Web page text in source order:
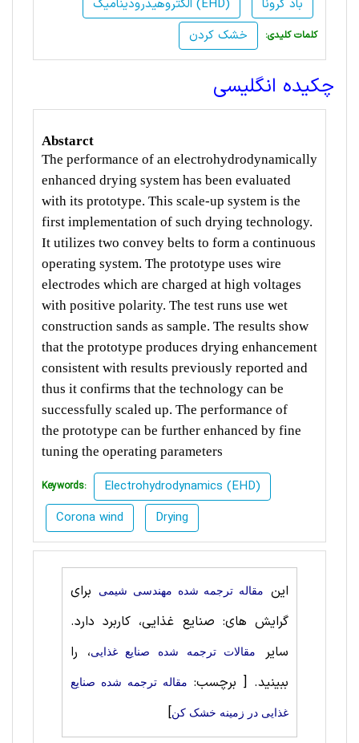
الکتروهیدرودینامیک (EHD)
باد کرونا
خشک کردن
:کلمات کلیدی
چکیده انگلیسی
Abstarct
The performance of an electrohydrodynamically
enhanced drying system has been evaluated
with its prototype. This scale-up system is the
first implementation of such drying technology.
It utilizes two convey belts to form a continuous
operating system. The prototype uses wire
electrodes which are charged at high voltages
with positive polarity. The test runs use wet
construction sands as sample. The results show
that the prototype produces drying enhancement
consistent with results previously reported and
thus it confirms that the technology can be
successfully scaled up. The performance of
the prototype can be further enhanced by fine
tuning the operating parameters
Keywords:
Electrohydrodynamics (EHD)
Corona wind
Drying
این مقاله ترجمه شده مهندسی شیمی
برای
گرایش های: صنایع غذایی، کاربرد دارد.
سایر
مقالات ترجمه شده صنایع غذایی، را
ببینید. [ برچسب: مقاله ترجمه شده صنایع
غذایی در زمینه خشک کن]